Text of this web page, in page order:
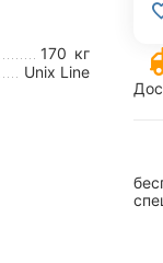
170 кг
Unix Line